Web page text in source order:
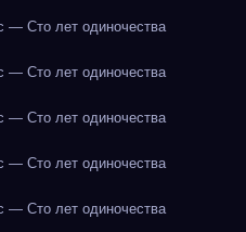
— Сто лет одиночества
— Сто лет одиночества
— Сто лет одиночества
— Сто лет одиночества
— Сто лет одиночества